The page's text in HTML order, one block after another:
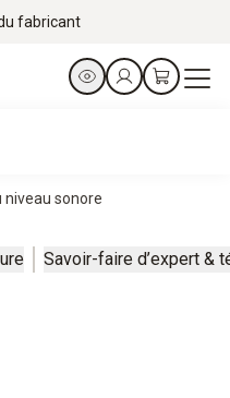
fabricant
niveau sonore
Savoir-faire d’expert &